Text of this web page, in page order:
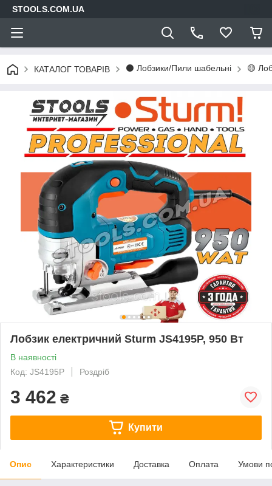
STOOLS.COM.UA
КАТАЛОГ ТОВАРІВ ⚫ Лобзики/Пили шабельні 🟡
Лобзик електричний Sturm JS4195P, 950 Вт
В наявності
Код: JS4195P
Роздріб
3 462 ₴
Купити
Опис Характеристики Доставка Оплата Умови